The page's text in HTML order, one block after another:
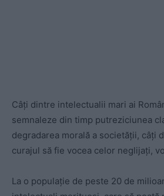
Câți dintre intelectualii mari ai
semnaleze din timp putreziciunea
degradarea morală a societății, câți
curajul să fie vocea celor neglijați,
La o populație de peste 20 de